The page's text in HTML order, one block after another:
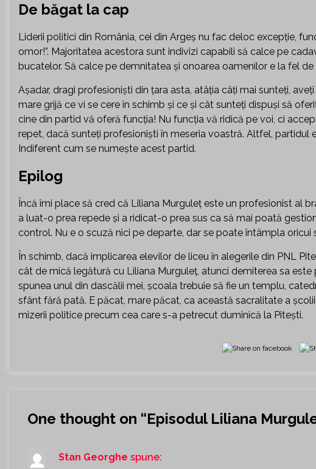
De băgat la cap
Liderii politici din România, cei din Argeș nu fac deloc excepție,
omor!”. Majoritatea acestora sunt indivizi capabili să calce pe
bucatelor. Să calce pe demnitatea și onoarea oamenilor e la fel
Așadar, dragi profesioniști din țara asta, atâția câți mai sunteți,
mare grijă ce vi se cere în schimb și ce și cât sunteți dispuși să
cine din partid vă oferă funcția! Nu funcția vă ridică pe voi, ci
repet, dacă sunteți profesioniști în meseria voastră. Altfel, partidul
Indiferent cum se numește acest partid.
Epilog
Încă îmi place să cred că Liliana Murguleț este un profesionist al
a luat-o prea repede și a ridicat-o prea sus ca să mai poată
control. Nu e o scuză nici pe departe, dar se poate întâmpla
În schimb, dacă implicarea elevilor de liceu în alegerile din PNL
cât de mică legătură cu Liliana Murguleț, atunci demiterea sa
spunea unul din dascălii mei, școala trebuie să fie un templu,
sfânt fără pată. E păcat, mare păcat, ca această sacralitate a
mizerii politice precum cea care s-a petrecut duminică la Pitești.
One thought on “Episodul Liliana
Stan Georghe spune: